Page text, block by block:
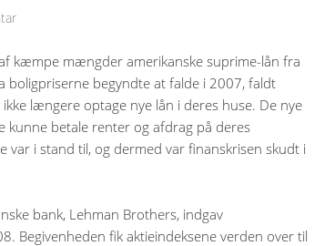
kæmpe mængder amerikanske suprime-lån fra
boligpriserne begyndte at falde i 2007, faldt
længere optage nye lån i deres huse. De nye
betale renter og afdrag på deres
var i stand til, og dermed var finanskrisen skudt i
bank, Lehman Brothers, indgav
Begivenheden fik aktieindeksene verden over til